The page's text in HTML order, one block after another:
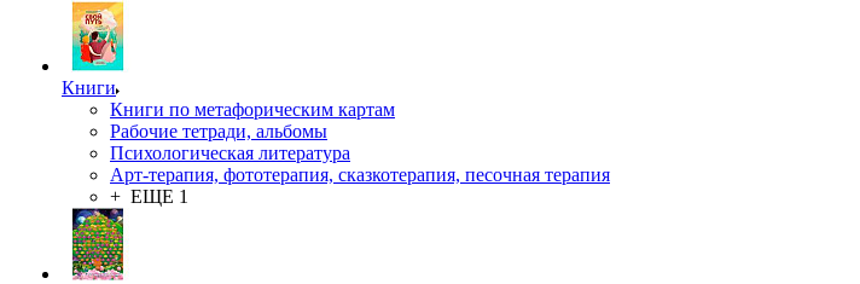
Книги
Книги по метафорическим картам
Рабочие тетради, альбомы
Психологическая литература
Арт-терапия, фототерапия, сказкотерапия, песочная терапия
+ ЕЩЕ 1